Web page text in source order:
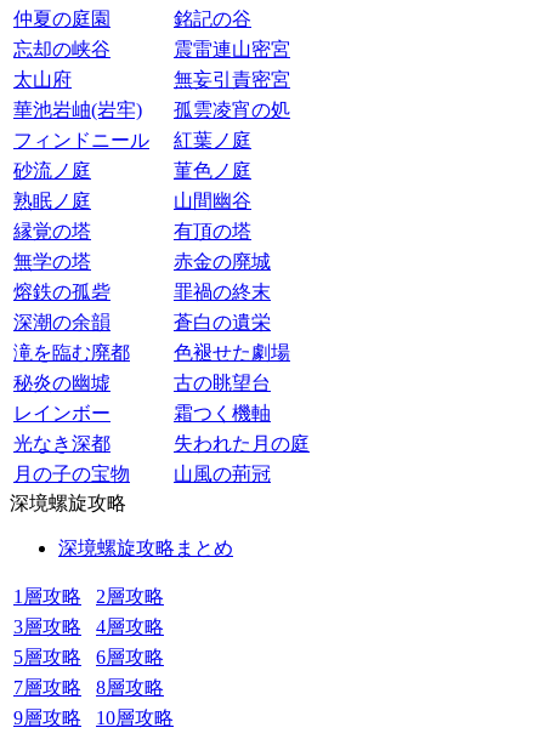
仲夏の庭園
銘記の谷
忘却の峡谷
震雷連山密宮
太山府
無妄引責密宮
華池岩岫(岩牢)
孤雲凌宵の処
フィンドニール
紅葉ノ庭
砂流ノ庭
菫色ノ庭
熟眠ノ庭
山間幽谷
縁覚の塔
有頂の塔
無学の塔
赤金の廃城
熔鉄の孤砦
罪禍の終末
深潮の余韻
蒼白の遺栄
滝を臨む廃都
色褪せた劇場
秘炎の幽墟
古の眺望台
レインボー
霜つく機軸
光なき深都
失われた月の庭
月の子の宝物
山風の荊冠
深境螺旋攻略
深境螺旋攻略まとめ
1層攻略
2層攻略
3層攻略
4層攻略
5層攻略
6層攻略
7層攻略
8層攻略
9層攻略
10層攻略